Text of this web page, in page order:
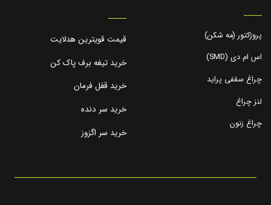
_____
پروژکتور (مه شکن)
اس ام دی (SMD)
چراغ سقفی پراید
لنز چراغ
چراغ زنون
_____
قیمت قویترین هدلایت
خرید تیغه برف پاک کن
خرید قفل فرمان
خرید سر دنده
خرید سر اگزوز